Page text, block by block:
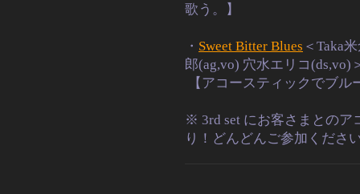
歌う。】
・ Sweet Bitter Blues ＜Taka
郎(ag,vo) 穴水エリコ(ds,vo)
【アコースティックでブ
※ 3rd set にお客さまとのア
り！どんどんご参加くださ